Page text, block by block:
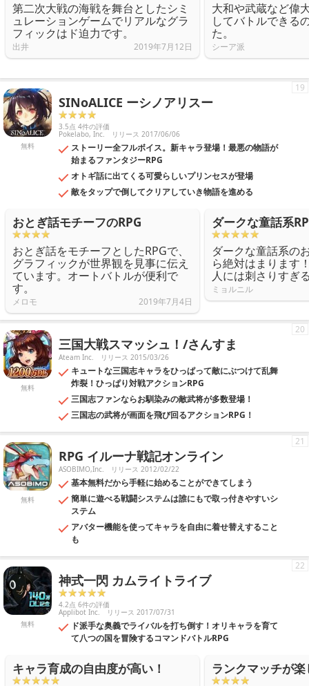
第二次大戦の海戦を舞台としたシミ
ュレーションゲームでリアルなグラ
フィックはド迫力です。
出井 2019年7月12日
大和や武蔵など偉
してバトルできる
た。
シーア派
無料
SINoALICE ーシノアリスー
3.5点 4件の評価
Pokelabo, Inc. リリース 2017/06/06
ストーリー全フルボイス。新キャラ登場！最悪の物語が
始まるファンタジーRPG
オトギ話に出てくる可愛らしいプリンセスが登場
敵をタップで倒してクリアしていき物語を進める
19
おとぎ話モチーフのRPG
おとぎ話をモチーフとしたRPGで、
グラフィックが世界観を見事に伝え
ています。オートバトルが便利で
す。
メロモ 2019年7月4日
ダークな童話系
ダークな童話系の
ら絶対はまります
人には刺さりすぎ
ミョルニル
無料
三国大戦スマッシュ！/さんすま
Ateam Inc. リリース 2015/03/26
キュートな三国志キャラをひっぱって敵にぶつけて乱舞
炸裂！ひっぱり対戦アクションRPG
三国志ファンならお馴染みの敵武将が多数登場！
三国志の武将が画面を飛び回るアクションRPG！
20
無料
RPG イルーナ戦記オンライン
ASOBIMO,Inc. リリース 2012/02/22
基本無料だから手軽に始めることができてしまう
簡単に遊べる戦闘システムは誰にもで取っ付きやすいシ
ステム
アバター機能を使ってキャラを自由に着せ替えすること
も
21
無料
神式一閃 カムライトライブ
4.2点 6件の評価
Applibot Inc. リリース 2017/07/31
ド派手な奥義でライバルを打ち倒す！オリキャラを育て
て八つの国を冒険するコマンドバトルRPG
22
キャラ育成の自由度が高い！ ランクマッチが楽